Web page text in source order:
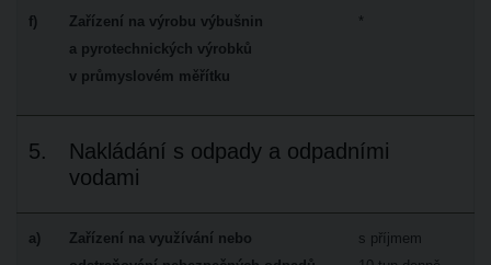
f)
Zařízení na výrobu výbušnin
a pyrotechnických výrobků
v průmyslovém měřítku
*
5.
Nakládání s odpady a odpadními
vodami
a)
Zařízení na využívání nebo
s příjmem